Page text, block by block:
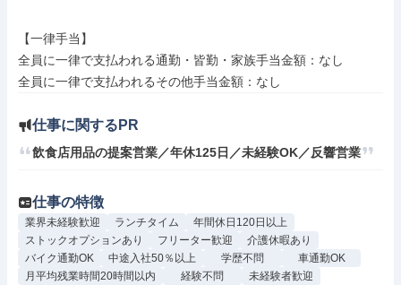
【一律手当】
全員に一律で支払われる通勤・皆勤・家族手当金額：なし
仕事に関するPR
飲食店用品の提案営業／年休125日／未経験OK／反響営業
仕事の特徴
業界未経験歓迎 ランチタイム
年間休日120日以上
ストックオプションあり
フリーター歓迎
介護休暇あり
バイク通勤OK
中途入社50％以上 学歴不問
車通勤OK
月平均残業時間20時間以内
経験不問
未経験者歓迎